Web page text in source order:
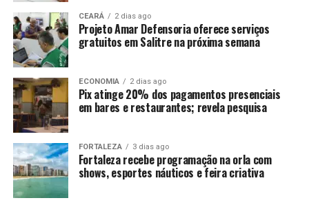
CEARÁ 2 dias ago
Projeto Amar Defensoria oferece serviços
gratuitos em Salitre na próxima semana
ECONOMIA 2 dias ago
Pix atinge 20% dos pagamentos presenciais
em bares e restaurantes; revela pesquisa
FORTALEZA 3 dias ago
Fortaleza recebe programação na orla com
shows, esportes náuticos e feira criativa